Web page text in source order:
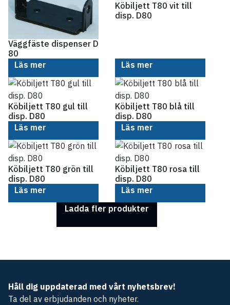
Väggfäste dispenser D
80
Läs mer
Köbiljett T80 vit till
disp. D80
Läs mer
Köbiljett T80 gul till
disp. D80
Läs mer
Köbiljett T80 blå till
disp. D80
Läs mer
Köbiljett T80 grön till
disp. D80
Läs mer
Köbiljett T80 rosa till
disp. D80
Läs mer
Ladda fler produkter
Håll dig uppdaterad med vårt nyhetsbrev!
Ta del av erbjudanden och nyheter.